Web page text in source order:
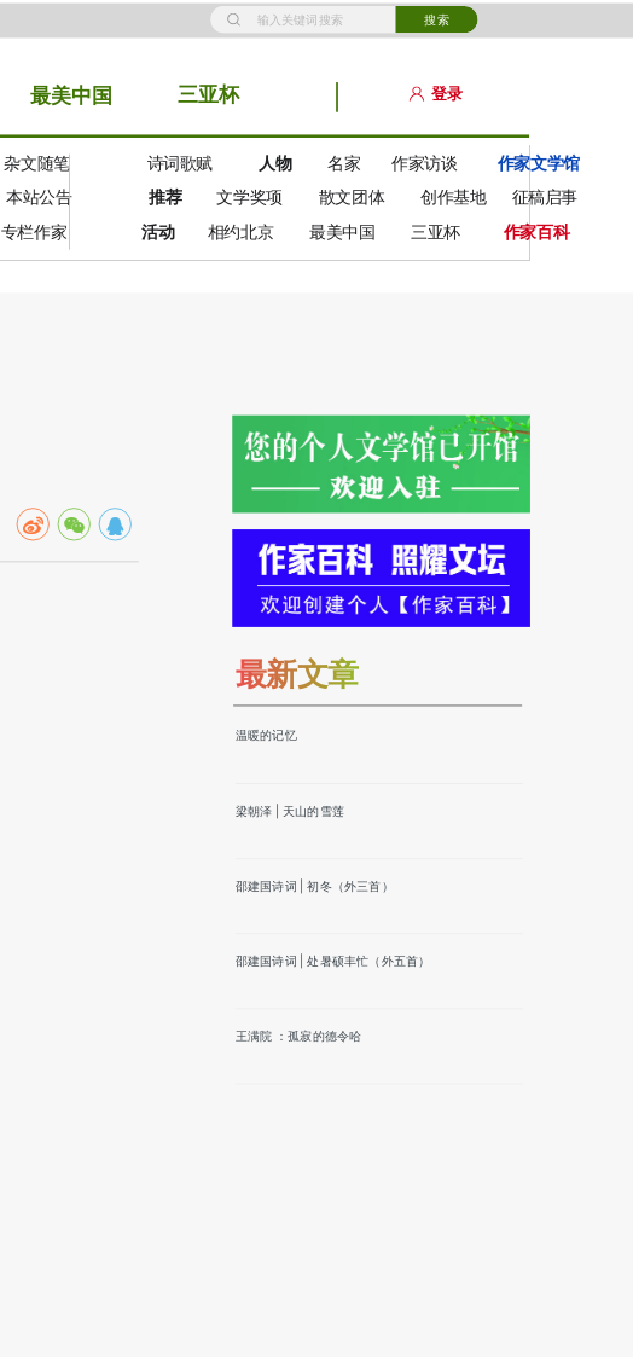
搜索
登录
最美中国 三亚杯
杂文随笔 诗词歌赋 人物 名家 作家访谈 作家文学馆
本站公告 推荐 文学奖项 散文团体 创作基地
征稿启事
专栏作家 活动 相约北京 最美中国 三亚杯 作家百科
温暖的记忆
梁朝泽 | 天山的雪莲
邵建国诗词 | 初冬（外三首）
邵建国诗词 | 处暑硕丰忙（外五首）
王满院 ：孤寂的德令哈
最新文章